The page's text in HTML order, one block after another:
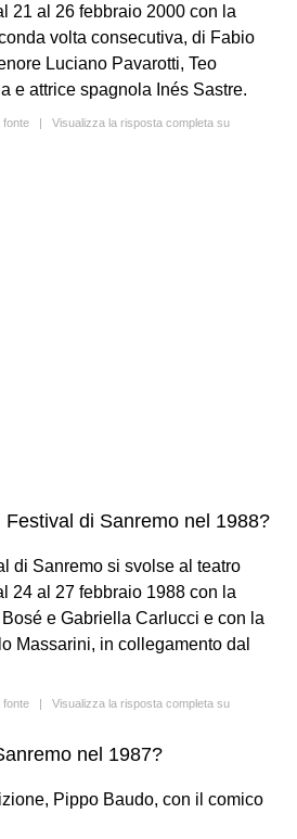
21 al 26 febbraio 2000 con la
volta consecutiva, di Fabio
Luciano Pavarotti, Teo
e attrice spagnola Inés Sastre.
fonte | Visualizza la risposta completa su
di Sanremo nel 1988?
di Sanremo si svolse al teatro
24 al 27 febbraio 1988 con la
e Gabriella Carlucci e con la
Massarini, in collegamento dal
fonte | Visualizza la risposta completa su
nel 1987?
Pippo Baudo, con il comico